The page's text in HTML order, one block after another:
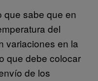
que sabe que en
del
variaciones en la
que debe colocar
de los